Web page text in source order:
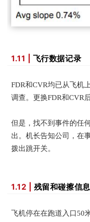
1.11 | 飞行数据记录
FDR和CVR均已从飞机
调查。更换FDR和CVR
但是，找不到事件的任
出。机长告知公司，在
拨出跳开关。
1.12 | 残留和碰擦信息
飞机停在在跑道入口50